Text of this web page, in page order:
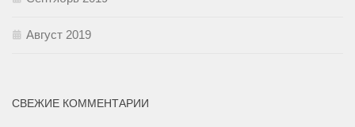
Август 2019
СВЕЖИЕ КОММЕНТАРИИ